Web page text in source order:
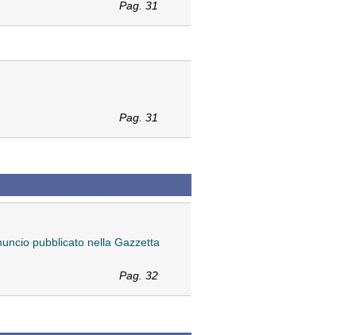
Pag. 31
Pag. 31
pubblicato nella Gazzetta
Pag. 32